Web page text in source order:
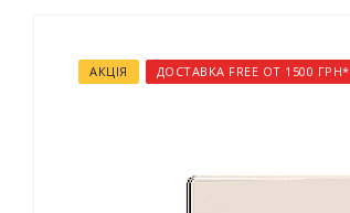
АКЦІЯ ДОСТАВКА FREE ОТ 1500 ГРН*